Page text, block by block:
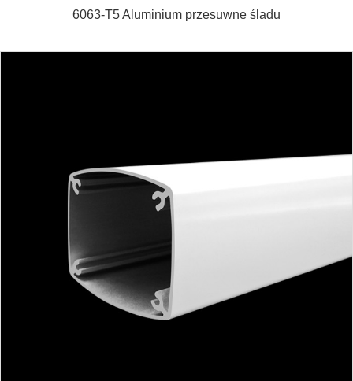
6063-T5 Aluminium przesuwne śladu